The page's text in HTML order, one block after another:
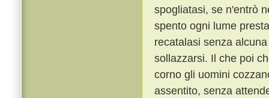
spogliatasi, se n'entrò
spento ogni lume
recatalasi senza
sollazzarsi. Il che poi
corno gli uomini
assentito, senza